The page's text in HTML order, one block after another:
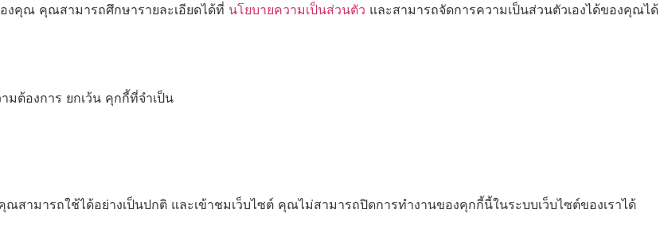
งคุณ คุณสามารถศึกษารายละเอียดได้ที่ นโยบายความเป็นส่วนตัว และสามารถจัดการความเป็นส่วนตัวเองได้ของคุณได้
ต้องการ ยกเว้น คุกกี้ที่จำเป็น
สามารถใช้ได้อย่างเป็นปกติ และเข้าชมเว็บไซต์ คุณไม่สามารถปิดการทำงานของคุกกี้นี้ในระบบเว็บไซต์ของเราได้